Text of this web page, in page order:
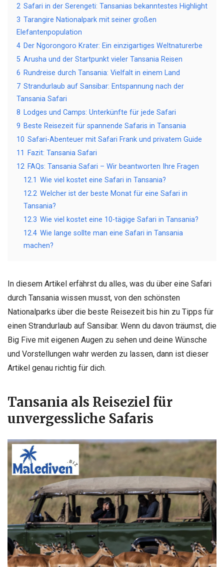
2 Safari in der Serengeti: Tansanias bekanntestes Highlight
3 Tarangire Nationalpark mit seiner großen
Elefantenpopulation
4 Der Ngorongoro Krater: Ein einzigartiges Weltnaturerbe
5 Arusha und der Startpunkt vieler Tansania Reisen
6 Rundreise durch Tansania: Vielfalt in einem Land
7 Strandurlaub auf Sansibar: Entspannung nach der
Tansania Safari
8 Lodges und Camps: Unterkünfte für jede Safari
9 Beste Reisezeit für spannende Safaris in Tansania
10 Safari-Abenteuer mit Safari Frank und privatem Guide
11
Fazit: Tansania Safari
12 FAQs: Tansania Safari – Wir beantworten Ihre Fragen
12.1 Wie viel kostet eine Safari in Tansania?
12.2 Welcher ist der beste Monat für eine Safari in
Tansania?
12.3 Wie viel kostet eine 10-tägige Safari in Tansania?
12.4 Wie lange sollte man eine Safari in Tansania
machen?
In diesem Artikel erfährst du alles, was du über eine Safari
durch Tansania wissen musst, von den schönsten
Nationalparks über die beste Reisezeit bis hin zu Tipps für
einen Strandurlaub auf Sansibar. Wenn du davon träumst, die
Big Five mit eigenen Augen zu sehen und deine Wünsche
und Vorstellungen wahr werden zu lassen, dann ist dieser
Artikel genau richtig für dich.
Tansania als Reiseziel für
unvergessliche Safaris